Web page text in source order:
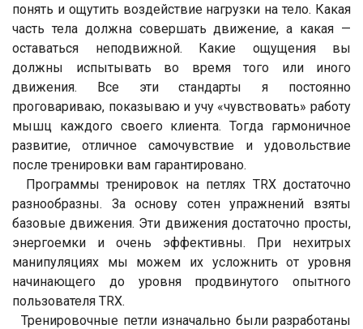
понять и ощутить воздействие нагрузки на тело. Какая
часть тела должна совершать движение, а какая —
оставаться неподвижной. Какие ощущения вы
должны испытывать во время того или иного
движения. Все эти стандарты я постоянно
проговариваю, показываю и учу «чувствовать» работу
мышц каждого своего клиента. Тогда гармоничное
развитие, отличное самочувствие и удовольствие
после тренировки вам гарантировано.
Программы тренировок на петлях TRX достаточно
разнообразны. За основу сотен упражнений взяты
базовые движения. Эти движения достаточно просты,
энергоемки и очень эффективны. При нехитрых
манипуляциях мы можем их усложнить от уровня
начинающего до уровня продвинутого опытного
пользователя TRX.
Тренировочные петли изначально были разработаны